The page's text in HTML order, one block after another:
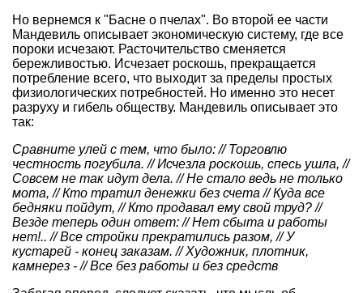
Но вернемся к "Басне о пчелах". Во второй ее части
Мандевиль описывает экономическую систему, где все
пороки исчезают. Расточительство сменяется
бережливостью. Исчезает роскошь, прекращается
потребление всего, что выходит за пределы простых
физиологических потребностей. Но именно это несет
разруху и гибель обществу. Мандевиль описывает это
так:
Сравните улей с тем, что было: // Торговлю
честность погубила. // Исчезла роскошь, спесь ушла, //
Совсем не так идут дела. // Не стало ведь не только
мота, // Кто тратил денежки без счета // Куда все
бедняки пойдут, // Кто продавал ему свой труд? //
Везде теперь один ответ: // Нет сбыта и работы
нет!.. // Все стройки прекратились разом, // У
кустарей - конец заказам. // Художник, плотник,
камнерез - // Все без работы и без средств